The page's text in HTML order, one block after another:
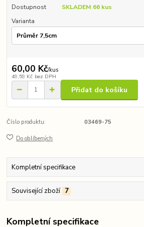
Dostupnost
SKLADEM 66 kus
Varianta
60,00 Kč/kus
49,59 Kč bez DPH
Přidat do košíku
Číslo produktu: 03469-75
Do oblíbených
Kompletní specifikace
Související zboží 7
Kompletní specifikace